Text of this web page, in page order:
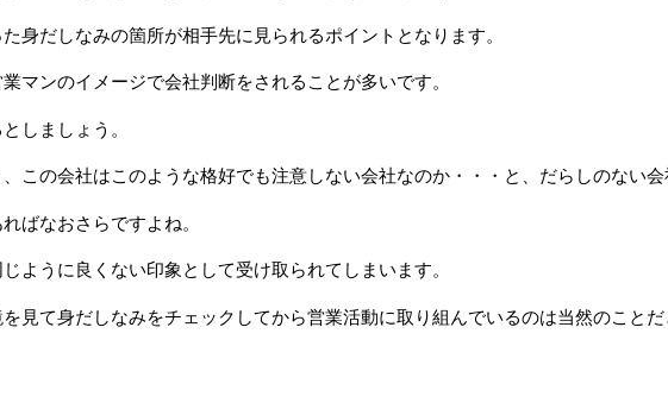
身だしなみの箇所が相手先に見られるポイントとなります。
マンのイメージで会社判断をされることが多いです。
しましょう。
この会社はこのような格好でも注意しない会社なのか・・・と、だらしのない
ばなおさらですよね。
ように良くない印象として受け取られてしまいます。
見て身だしなみをチェックしてから営業活動に取り組んでいるのは当然のこと